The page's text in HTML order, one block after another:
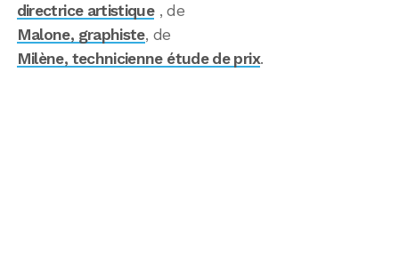
directrice artistique, de
Malone, graphiste, de
Milène, technicienne étude de prix.